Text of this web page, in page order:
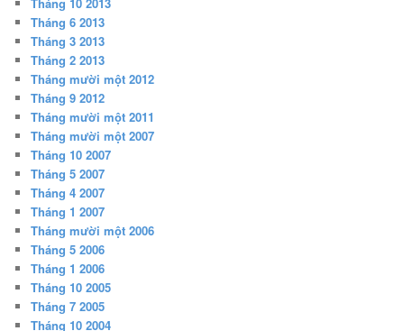
Tháng 6 2013
Tháng 3 2013
Tháng 2 2013
Tháng mười một 2012
Tháng 9 2012
Tháng mười một 2011
Tháng mười một 2007
Tháng 10 2007
Tháng 5 2007
Tháng 4 2007
Tháng 1 2007
Tháng mười một 2006
Tháng 5 2006
Tháng 1 2006
Tháng 10 2005
Tháng 7 2005
Tháng 10 2004